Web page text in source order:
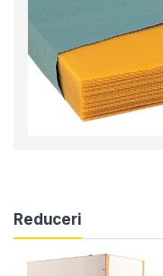
Reduceri